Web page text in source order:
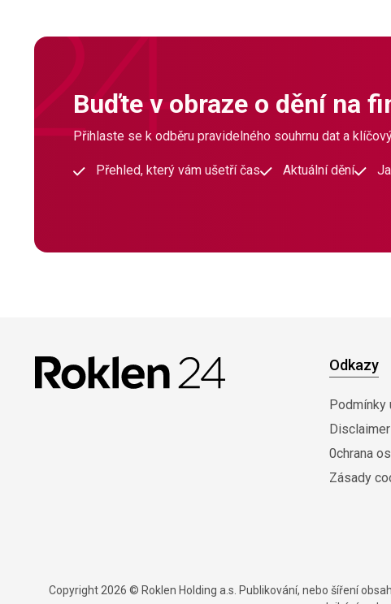
Buďte v obraze o dění na
Přihlaste se k odběru pravidelného souhrnu dat a
Přehled, který vám ušetří čas Aktuální dění
Odkazy
Podmínky
Disclaimer
0chrana
Zásady
Copyright 2026 © Roklen Holding a.s. Publikování, nebo šíření